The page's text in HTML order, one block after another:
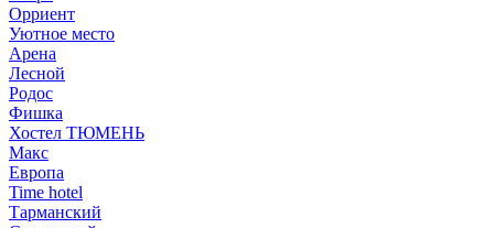
Орриент
Уютное место
Арена
Лесной
Родос
Фишка
Хостел ТЮМЕНЬ
Макс
Европа
Time hotel
Тарманский